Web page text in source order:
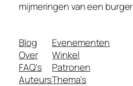
mijmeringen van een burger
Blog
Over
FAQ's
Auteurs
Evenementen
Winkel
Patronen
Thema’s